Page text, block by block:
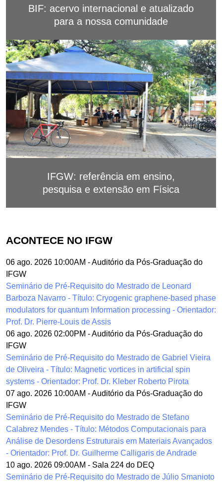
BIF: acervo internacional e atualizado
para a nossa comunidade
IFGW: referência em ensino,
pesquisa e extensão em Física
ACONTECE NO IFGW
06 ago. 2026 10:00AM -Auditório da Pós-Graduação do
IFGW
Seminário de Pré-Requisito do Mestrado de Leonard
Barboza Navarro - Título: Cryogenic graphene-based phase
modulators for quantum Information processing - Orientador:
Prof. Dr. Pierre-Louis de Assis
06 ago. 2026 02:00PM -Auditório da Pós-Graduação do
IFGW
Seminário de Pré-Requisito do Mestrado de Gabriel Vieira
de Oliveira - Título: Magnetic vortices in artificial spin
systems - Orientador: Prof. Dr. Kleber Roberto Pirota
07 ago. 2026 10:00AM -Auditório da Pós-Graduação do
IFGW
Seminário de Pré-Requisito do Mestrado de Stefano
Calabrez Mendes - Título: Métodos Computacionais para
Análise de Desordens Estruturais em Materiais Avançados
- Orientador: Prof. Dr. Guilherme Calligaris de Andrade
10 ago. 2026 09:00AM - Sala 224 do DEQ
Seminário de Pré-Requisito do Mestrado de Júlio Smanioto